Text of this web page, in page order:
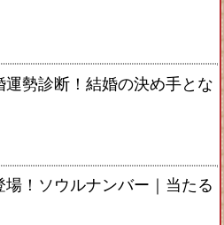
運勢診断！結婚の決め手とな
場！ソウルナンバー｜当たる